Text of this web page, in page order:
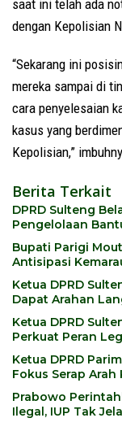
saat ini telah ada
dengan Kepolisian
“Sekarang ini
mereka sampai di
cara penyelesaian
kasus yang
Kepolisian,”
Berita Terkait
DPRD Sulteng
Pengelolaan
Bupati Parigi
Antisipasi
Ketua DPRD
Dapat Arahan
Ketua DPRD
Perkuat Peran
Ketua DPRD
Fokus Serap
Prabowo
Ilegal, IUP Tak